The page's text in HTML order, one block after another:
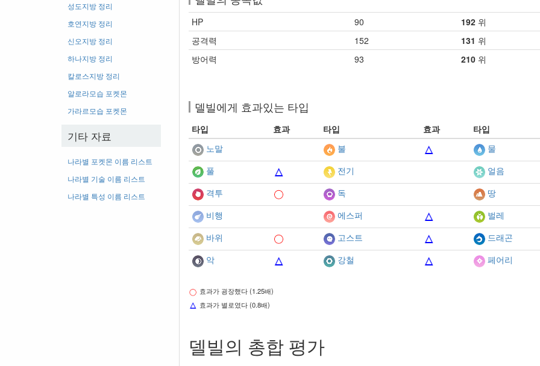
성도지방 정리
호연지방 정리
신오지방 정리
하나지방 정리
칼로스지방 정리
알로라모습 포켓몬
가라르모습 포켓몬
기타 자료
나라별 포켓몬 이름 리스트
나라별 기술 이름 리스트
나라별 특성 이름 리스트
HP 90 192 위
공격력
152 131 위
방어력
93 210 위
델빌에게 효과있는 타입
타입 효과 타입 효과
타입
노말
불
물
풀
전기
얼음
격투
독
땅
비행
에스퍼
벌레
바위
고스트
드래곤
악
강철 페어리
효과가 굉장했다 (1.25배)
효과가 별로였다 (0.8배)
델빌의 총합 평가